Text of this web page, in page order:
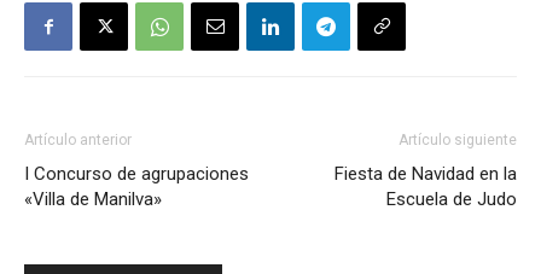
Artículo anterior
I Concurso de agrupaciones
«Villa de Manilva»
Artículo siguiente
Fiesta de Navidad en la
Escuela de Judo